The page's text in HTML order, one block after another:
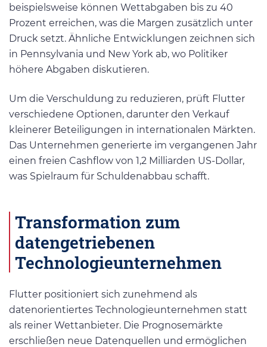
beispielsweise können Wettabgaben bis zu 40
Prozent erreichen, was die Margen zusätzlich unter
Druck setzt. Ähnliche Entwicklungen zeichnen sich
in Pennsylvania und New York ab, wo Politiker
höhere Abgaben diskutieren.
Um die Verschuldung zu reduzieren, prüft Flutter
verschiedene Optionen, darunter den Verkauf
kleinerer Beteiligungen in internationalen Märkten.
Das Unternehmen generierte im vergangenen Jahr
einen freien Cashflow von 1,2 Milliarden US-Dollar,
was Spielraum für Schuldenabbau schafft.
Transformation zum
datengetriebenen
Technologieunternehmen
Flutter positioniert sich zunehmend als
datenorientiertes Technologieunternehmen statt
als reiner Wettanbieter. Die Prognosemärkte
erschließen neue Datenquellen und ermöglichen